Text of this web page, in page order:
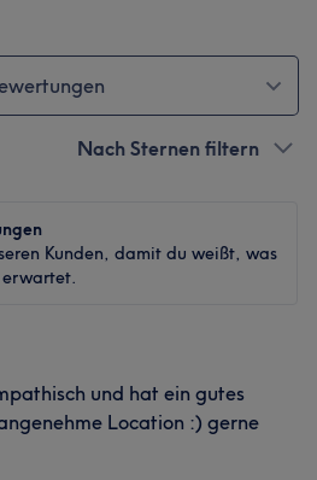
Nach Sternen filtern
Kunden, damit du weißt, was
und hat ein gutes
Location :) gerne